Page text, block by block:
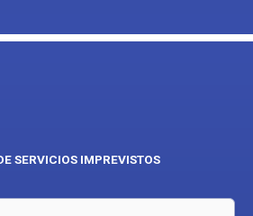
SERVICIOS IMPREVISTOS